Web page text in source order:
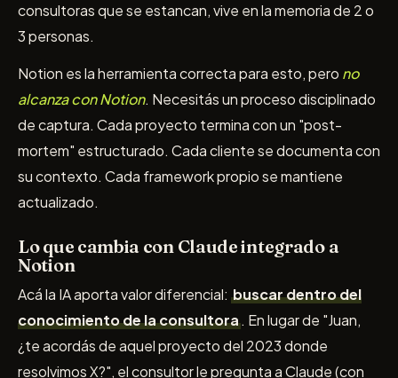
consultoras que se estancan, vive en la memoria de 2 o
3 personas.
Notion es la herramienta correcta para esto, pero no
alcanza con Notion. Necesitás un proceso disciplinado
de captura. Cada proyecto termina con un "post-
mortem" estructurado. Cada cliente se documenta con
su contexto. Cada framework propio se mantiene
actualizado.
Lo que cambia con Claude integrado a
Notion
Acá la IA aporta valor diferencial: buscar dentro del
conocimiento de la consultora. En lugar de "Juan,
¿te acordás de aquel proyecto del 2023 donde
resolvimos X?", el consultor le pregunta a Claude (con